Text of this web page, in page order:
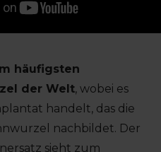
häufigsten
der Welt, wobei es
handelt, das die
nachbildet. Der
sieht zum